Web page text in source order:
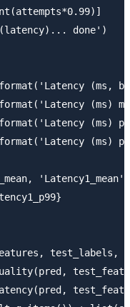
done')
(ms,
(ms)
(ms)
(ms)
test_labels,